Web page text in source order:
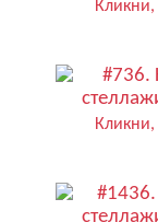
Кликни,
Кликни,